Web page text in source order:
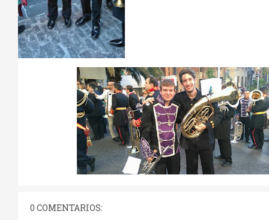
0 COMENTARIOS: